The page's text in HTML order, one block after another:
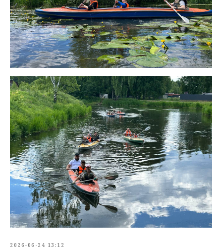
2026-06-24 13:12